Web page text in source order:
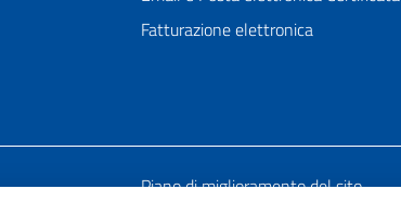
Fatturazione elettronica
Piano di miglioramento del sito